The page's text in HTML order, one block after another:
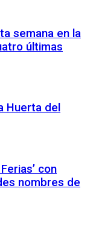
semana en la
últimas
Huerta del
con
nombres de